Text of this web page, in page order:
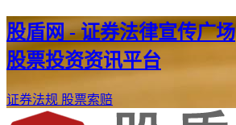
股盾网 - 证券法律宣传广场
股票投资资讯平台
证券法规 股票索赔